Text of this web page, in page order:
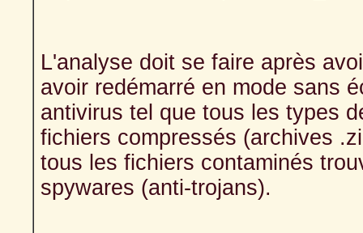
L'analyse doit se faire après
avoir redémarré en mode sans
antivirus tel que tous les types
fichiers compressés (archives
tous les fichiers contaminés
spywares (anti-trojans).